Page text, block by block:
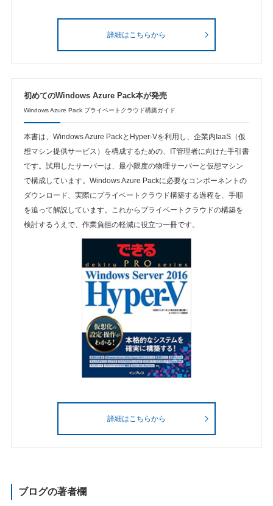
詳細はこちらから
初めてのWindows Azure Pack本が発売
Windows Azure Pack プライベートクラウド構築ガイド
本書は、Windows Azure PackとHyper-Vを利用し、企業内IaaS（仮
想マシン提供サービス）を構成するための、IT管理者に向けた手引書
です。試用したサーバーは、最小限度の物理サーバーと仮想マシン
で構成しています。Windows Azure Packに必要なコンポーネントの
ダウンロード、実際にプライベートクラウド構築する過程を、手順
を追って解説しています。これからプライベートクラウドの構築を
検討するうえで、作業負担の軽減に役立つ一冊です。
詳細はこちらから
ブログの著者欄